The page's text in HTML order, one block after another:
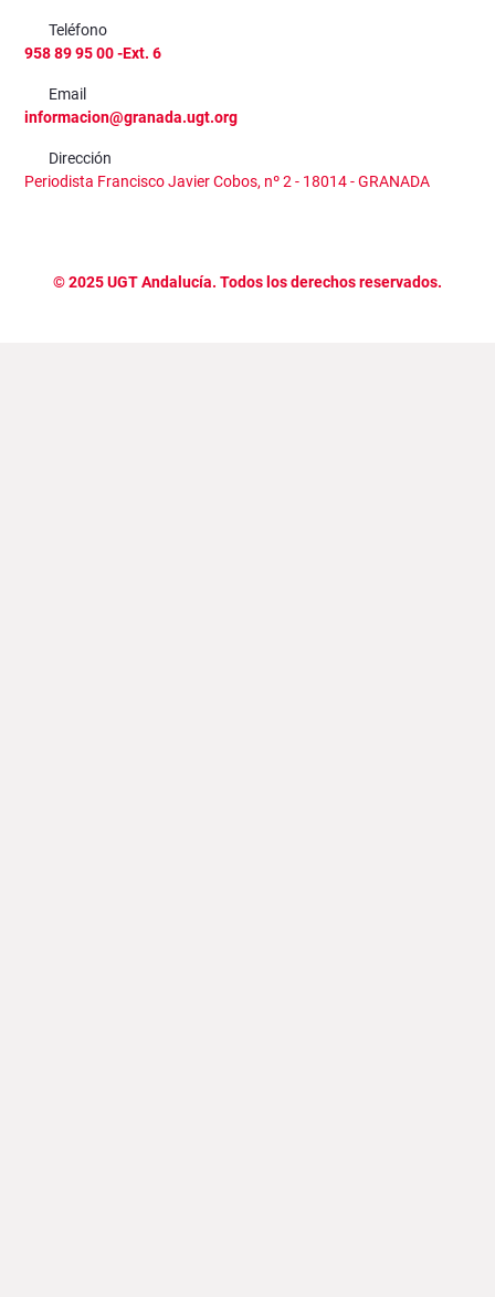
Teléfono
958 89 95 00 -Ext. 6
Email
informacion@granada.ugt.org
Dirección
Periodista Francisco Javier Cobos, nº 2 - 18014 - GRANADA
©2025UGT Andalucía. Todos los derechos reservados.